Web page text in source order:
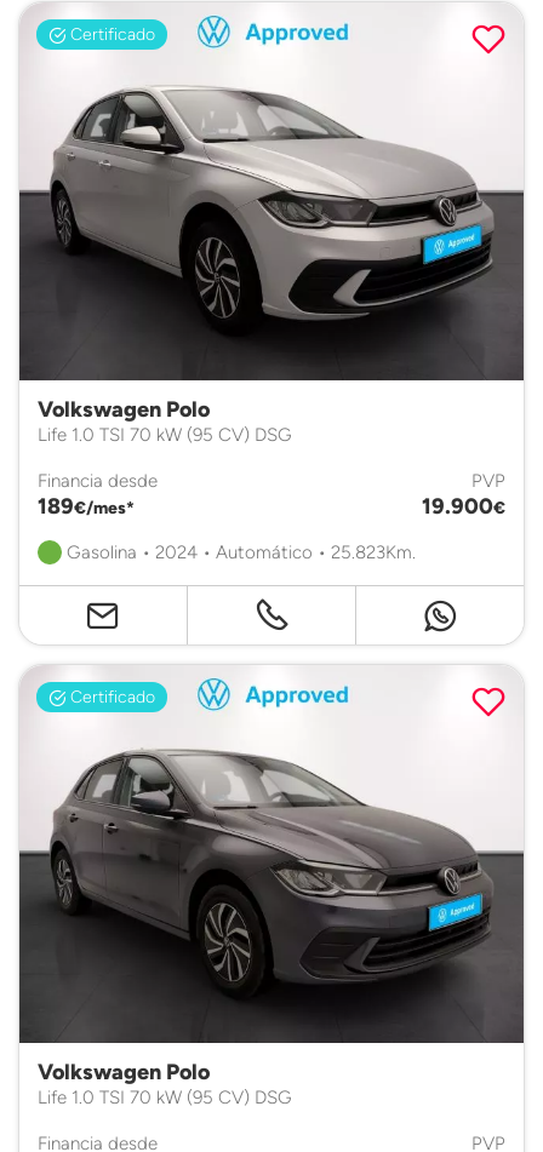
Certificado
Volkswagen Polo
Life 1.0 TSI 70 kW (95 CV) DSG
Financia desde
189€/mes*
PVP
19.900€
Gasolina • 2024 • Automático • 25.823Km.
Certificado
Volkswagen Polo
Life 1.0 TSI 70 kW (95 CV) DSG
Financia desde
PVP